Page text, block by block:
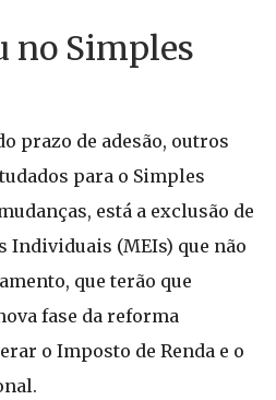
no Simples
prazo de adesão, outros
para o Simples
está a exclusão de
Individuais (MEIs) que não
que terão que
fase da reforma
o Imposto de Renda e o